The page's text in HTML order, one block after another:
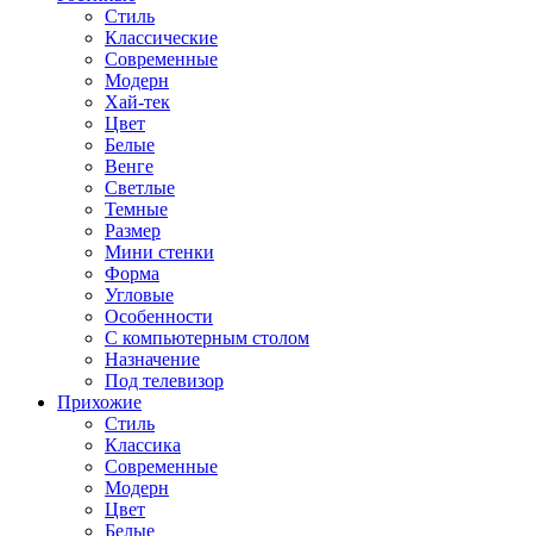
Стиль
Классические
Современные
Модерн
Хай-тек
Цвет
Белые
Венге
Светлые
Темные
Размер
Мини стенки
Форма
Угловые
Особенности
С компьютерным столом
Назначение
Под телевизор
Прихожие
Стиль
Классика
Современные
Модерн
Цвет
Белые